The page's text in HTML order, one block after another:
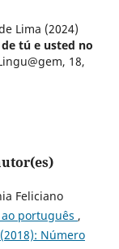
Lima (2024)
tú e usted no
18,
Feliciano
português ,
Número